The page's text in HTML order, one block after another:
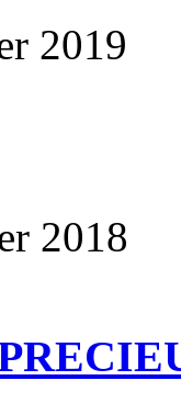
2019
2018